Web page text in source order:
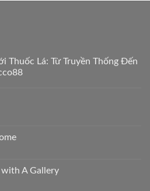
Thuốc Lá: Từ Truyền Thống Đến
A Gallery